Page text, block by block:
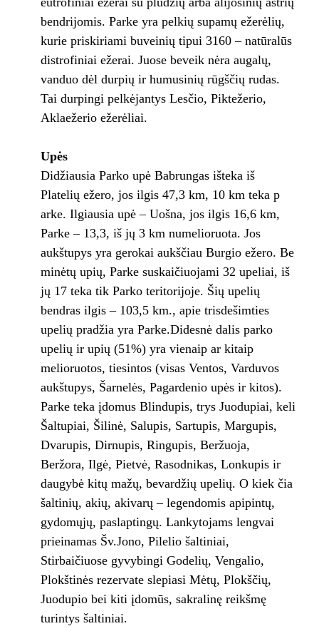
bendrijomis. Parke yra pelkių supamų ežerėlių,
kurie priskiriami buveinių tipui 3160 – natūralūs
distrofiniai ežerai. Juose beveik nėra augalų,
vanduo dėl durpių ir humusinių rūgščių rudas.
Tai durpingi pelkėjantys Lesčio, Piktežerio,
Aklaežerio ežerėliai.
Upės
Didžiausia Parko upė Babrungas išteka iš
Platelių ežero, jos ilgis 47,3 km, 10 km teka p
arke. Ilgiausia upė – Uošna, jos ilgis 16,6 km,
Parke – 13,3, iš jų 3 km numelioruota. Jos
aukštupys yra gerokai aukščiau Burgio ežero. Be
minėtų upių, Parke suskaičiuojami 32 upeliai, iš
jų 17 teka tik Parko teritorijoje. Šių upelių
bendras ilgis – 103,5 km., apie trisdešimties
upelių pradžia yra Parke.Didesnė dalis parko
upelių ir upių (51%) yra vienaip ar kitaip
melioruotos, tiesintos (visas Ventos, Varduvos
aukštupys, Šarnelės, Pagardenio upės ir kitos).
Parke teka įdomus Blindupis, trys Juodupiai, keli
Šaltupiai, Šilinė, Salupis, Sartupis, Margupis,
Dvarupis, Dirnupis, Ringupis, Beržuoja,
Beržora, Ilgė, Pietvė, Rasodnikas, Lonkupis ir
daugybė kitų mažų, bevardžių upelių. O kiek čia
šaltinių, akių, akivarų – legendomis apipintų,
gydomųjų, paslaptingų. Lankytojams lengvai
prieinamas Šv.Jono, Pilelio šaltiniai,
Stirbaičiuose gyvybingi Godelių, Vengalio,
Plokštinės rezervate slepiasi Mėtų, Plokščių,
Juodupio bei kiti įdomūs, sakralinę reikšmę
turintys šaltiniai.